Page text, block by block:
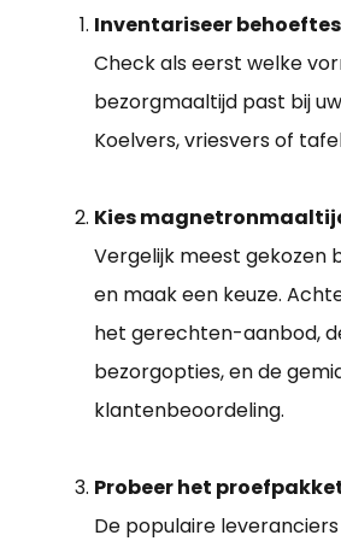
Inventariseer behoeftes
Check als eerst welke
bezorgmaaltijd past bij
Koelvers, vriesvers of
Kies
Vergelijk meest gekozen
en maak een keuze.
het gerechten-aanbod,
bezorgopties, en de
klantenbeoordeling.
Probeer het
De populaire